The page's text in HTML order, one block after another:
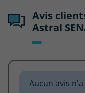
Avis
Astral
Aucun avis